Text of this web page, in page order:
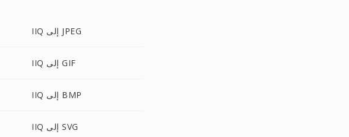
IIQ إلى JPEG
IIQ إلى GIF
IIQ إلى BMP
IIQ إلى SVG